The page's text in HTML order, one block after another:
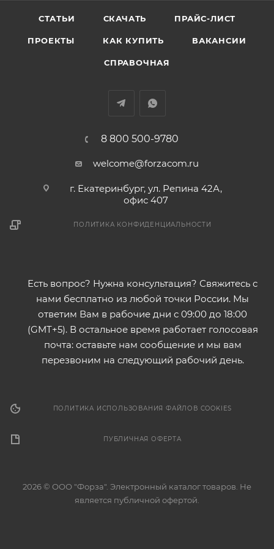
СТАТЬИ СКАЧАТЬ ПРАЙС-ЛИСТ
ПРОЕКТЫ КАК КУПИТЬ ВАКАНСИИ
СПРАВОЧНАЯ
8 800 500-9780
welcome@forzacom.ru
г. Екатеринбург, ул. Репина 42А,
офис 407
ПОЛИТИКА КОНФИДЕНЦИАЛЬНОСТИ
Есть вопрос? Нужна консультация? Свяжитесь с
нами бесплатно из любой точки России. Мы
ответим Вам в рабочие дни с 09:00 до 18:00
(GMT+5). В остальное время работает голосовая
почта: оставьте нам сообщение и мы вам
перезвоним на следующий рабочий день.
ПОЛИТИКА ИСПОЛЬЗОВАНИЯ ФАЙЛОВ COOKIES
ПУБЛИЧНАЯ ОФЕРТА
2026 © ООО "Форза". Электронный каталог товаров. Не
является публичной офертой.